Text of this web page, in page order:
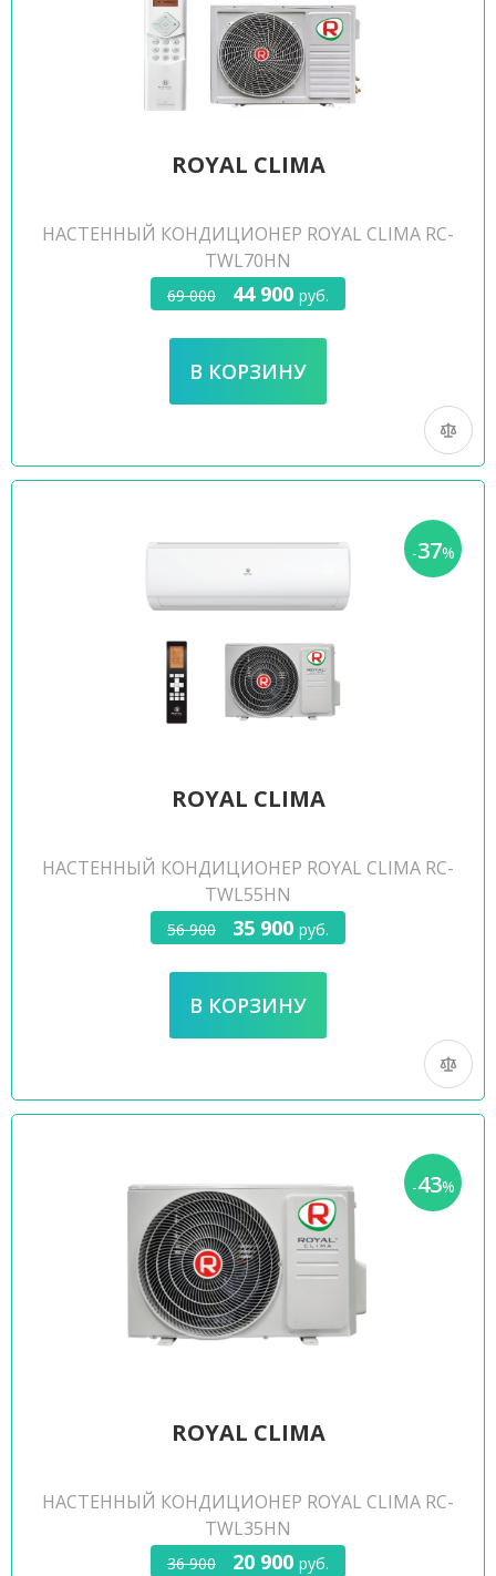
ROYAL CLIMA
НАСТЕННЫЙ КОНДИЦИОНЕР ROYAL CLIMA RC-
TWL70HN
69 000 44 900 руб.
-37%
ROYAL CLIMA
НАСТЕННЫЙ КОНДИЦИОНЕР ROYAL CLIMA RC-
TWL55HN
56 900 35 900 руб.
-43%
ROYAL CLIMA
НАСТЕННЫЙ КОНДИЦИОНЕР ROYAL CLIMA RC-
TWL35HN
36 900 20 900 руб.